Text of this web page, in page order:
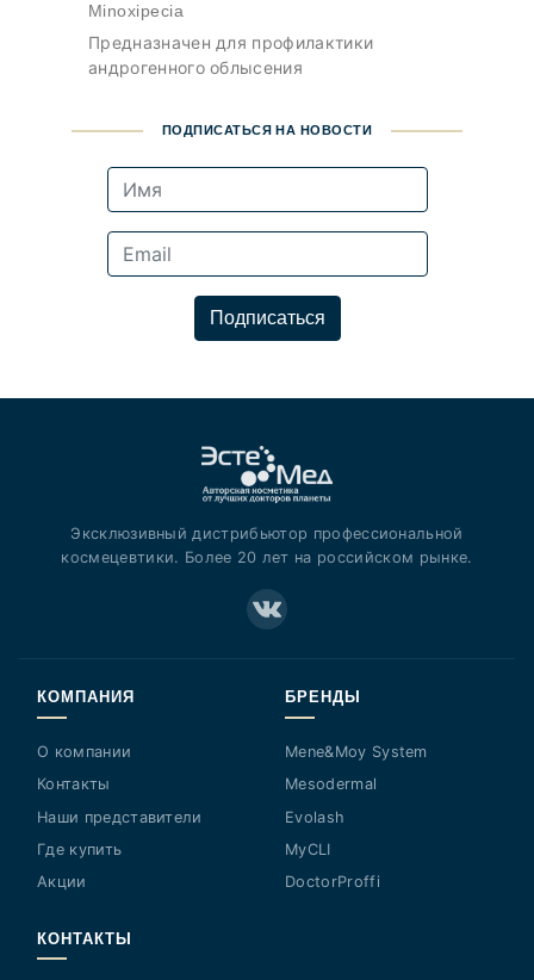
Minoxipecia
Предназначен для профилактики
андрогенного облысения
ПОДПИСАТЬСЯ НА НОВОСТИ
Подписаться
Эксклюзивный дистрибьютор профессиональной
космецевтики. Более 20 лет на российском рынке.
КОМПАНИЯ
О компании
Контакты
Наши представители
Где купить
Акции
БРЕНДЫ
Mene&Moy System
Mesodermal
Evolash
MyCLI
DoctorProffi
КОНТАКТЫ